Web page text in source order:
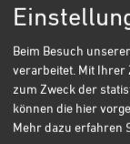
Markgraf
Lusthaus
Erotische
Beim Besuch
verarbeitet. Mit Ihrer
zum Zweck der
können die hier
Mehr dazu erfahren